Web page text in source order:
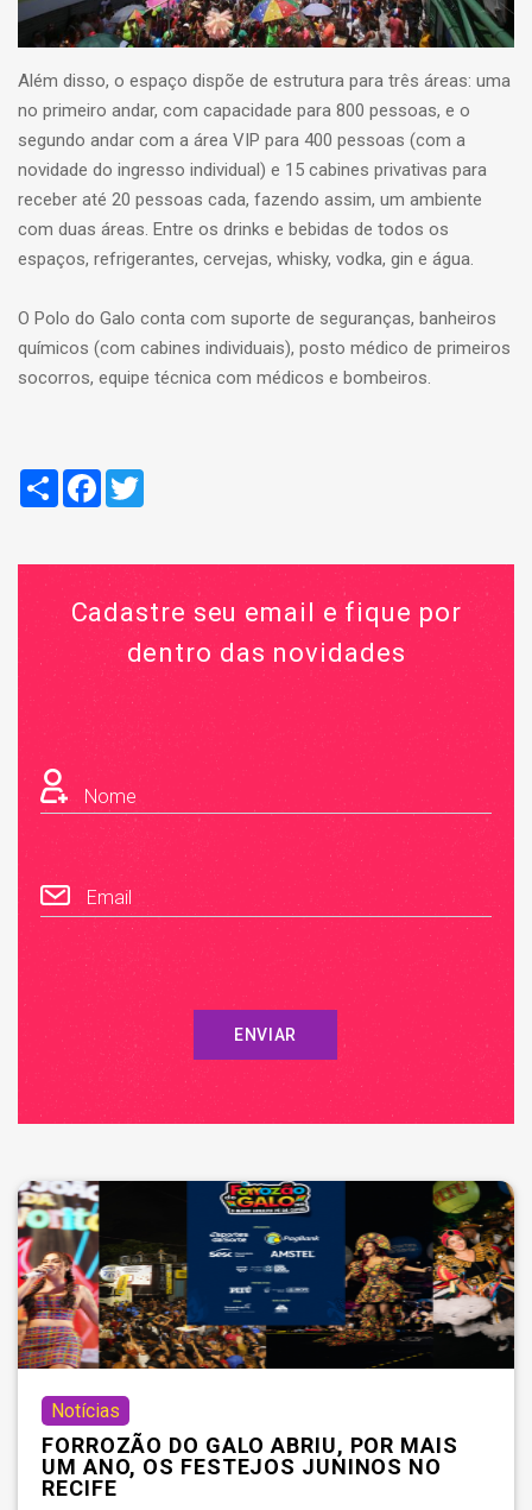
Além disso, o espaço dispõe de estrutura para três áreas: uma
no primeiro andar, com capacidade para 800 pessoas, e o
segundo andar com a área VIP para 400 pessoas (com a
novidade do ingresso individual) e 15 cabines privativas para
receber até 20 pessoas cada, fazendo assim, um ambiente
com duas áreas. Entre os drinks e bebidas de todos os
espaços, refrigerantes, cervejas, whisky, vodka, gin e água.
O Polo do Galo conta com suporte de seguranças, banheiros
químicos (com cabines individuais), posto médico de primeiros
socorros, equipe técnica com médicos e bombeiros.
Compartilhar
Facebook
Cadastre seu email e fique por
dentro das novidades
Nome
Email
ENVIAR
Notícias
FORROZÃO DO GALO ABRIU, POR MAIS
UM ANO, OS FESTEJOS JUNINOS NO
RECIFE